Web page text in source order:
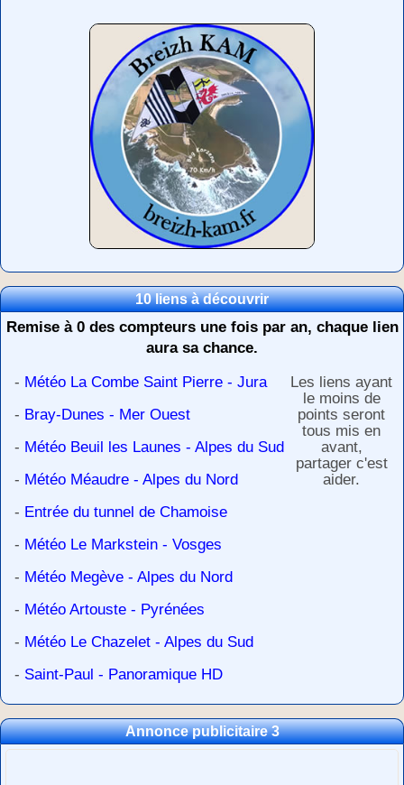
10 liens à découvrir
Remise à 0 des compteurs une fois par an, chaque lien
aura sa chance.
- Météo La Combe Saint Pierre - Jura
- Bray-Dunes - Mer Ouest
- Météo Beuil les Launes - Alpes du Sud
- Météo Méaudre - Alpes du Nord
- Entrée du tunnel de Chamoise
- Météo Le Markstein - Vosges
- Météo Megève - Alpes du Nord
- Météo Artouste - Pyrénées
- Météo Le Chazelet - Alpes du Sud
- Saint-Paul - Panoramique HD
Les liens ayant
le moins de
points seront
tous mis en
avant,
partager c'est
aider.
Annonce publicitaire 3